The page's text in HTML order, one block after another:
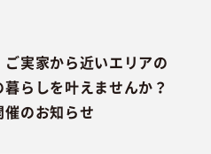
ご実家から近いエリアの
らしを叶えませんか？
のお知らせ